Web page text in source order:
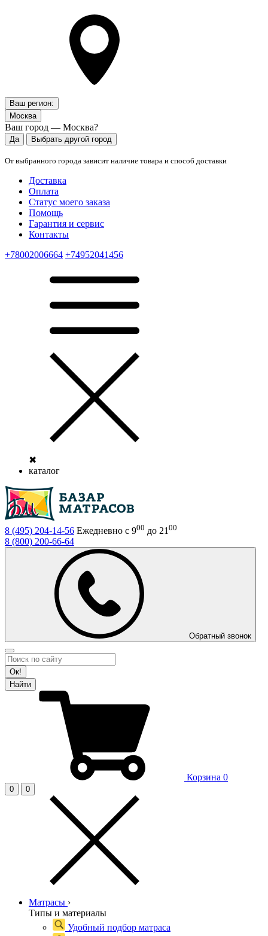
Ваш регион:
Москва
Ваш город — Москва?
Да Выбрать другой город
От выбранного города зависит наличие товара и способ доставки
Доставка
Оплата
Статус моего заказа
Помощь
Гарантия и сервис
Контакты
+78002006664 +74952041456
✖
каталог
8 (495) 204-14-56 Ежедневно с 900 до 21 00
8 (800) 200-66-64
Обратный звонок
Ок!
Найти
Корзина 0
0 0
Матрасы ›
Типы и материалы
Удобный подбор матраса